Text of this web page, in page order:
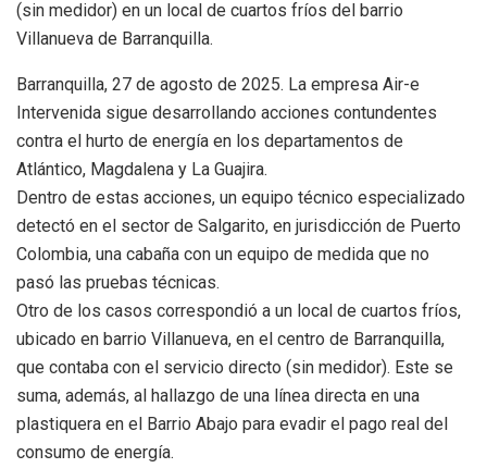
(sin medidor) en un local de cuartos fríos del barrio
Villanueva de Barranquilla.
Barranquilla, 27 de agosto de 2025. La empresa Air-e
Intervenida sigue desarrollando acciones contundentes
contra el hurto de energía en los departamentos de
Atlántico, Magdalena y La Guajira.
Dentro de estas acciones, un equipo técnico especializado
detectó en el sector de Salgarito, en jurisdicción de Puerto
Colombia, una cabaña con un equipo de medida que no
pasó las pruebas técnicas.
Otro de los casos correspondió a un local de cuartos fríos,
ubicado en barrio Villanueva, en el centro de Barranquilla,
que contaba con el servicio directo (sin medidor). Este se
suma, además, al hallazgo de una línea directa en una
plastiquera en el Barrio Abajo para evadir el pago real del
consumo de energía.